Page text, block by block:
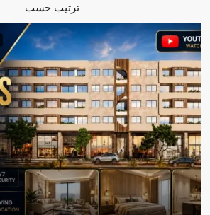
ترتيب حسب: